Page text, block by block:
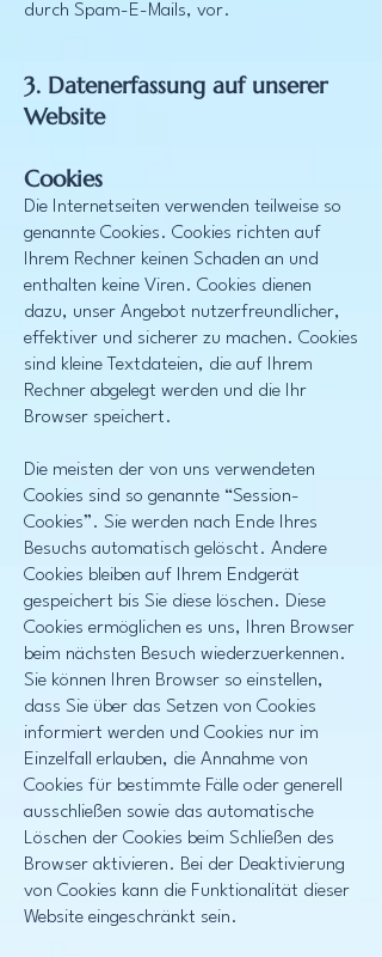
durch Spam-E-Mails, vor.
3. Datenerfassung auf unserer
Website
Cookies
Die Internetseiten verwenden teilweise so
genannte Cookies. Cookies richten auf
Ihrem Rechner keinen Schaden an und
enthalten keine Viren. Cookies dienen
dazu, unser Angebot nutzerfreundlicher,
effektiver und sicherer zu machen. Cookies
sind kleine Textdateien, die auf Ihrem
Rechner abgelegt werden und die Ihr
Browser speichert.
Die meisten der von uns verwendeten
Cookies sind so genannte “Session-
Cookies”. Sie werden nach Ende Ihres
Besuchs automatisch gelöscht. Andere
Cookies bleiben auf Ihrem Endgerät
gespeichert bis Sie diese löschen. Diese
Cookies ermöglichen es uns, Ihren Browser
beim nächsten Besuch wiederzuerkennen.
Sie können Ihren Browser so einstellen,
dass Sie über das Setzen von Cookies
informiert werden und Cookies nur im
Einzelfall erlauben, die Annahme von
Cookies für bestimmte Fälle oder generell
ausschließen sowie das automatische
Löschen der Cookies beim Schließen des
Browser aktivieren. Bei der Deaktivierung
von Cookies kann die Funktionalität dieser
Website eingeschränkt sein.